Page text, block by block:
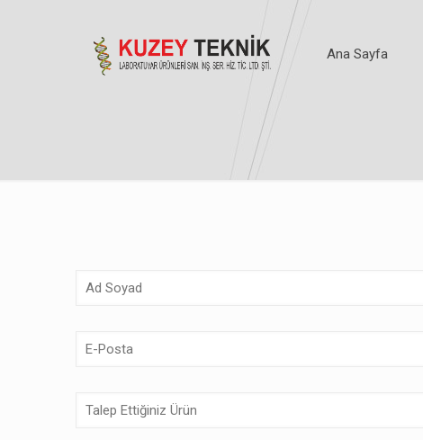
Ana Sayfa